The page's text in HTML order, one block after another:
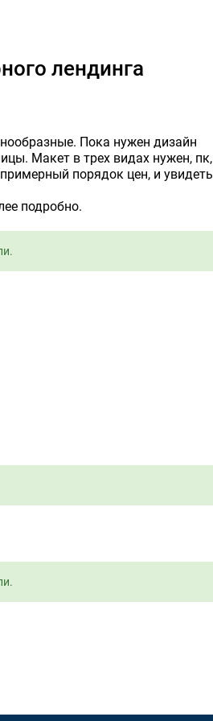
лендинга
Пока нужен дизайн
Макет в трех видах нужен, пк,
порядок цен, и увидеть
подробно.